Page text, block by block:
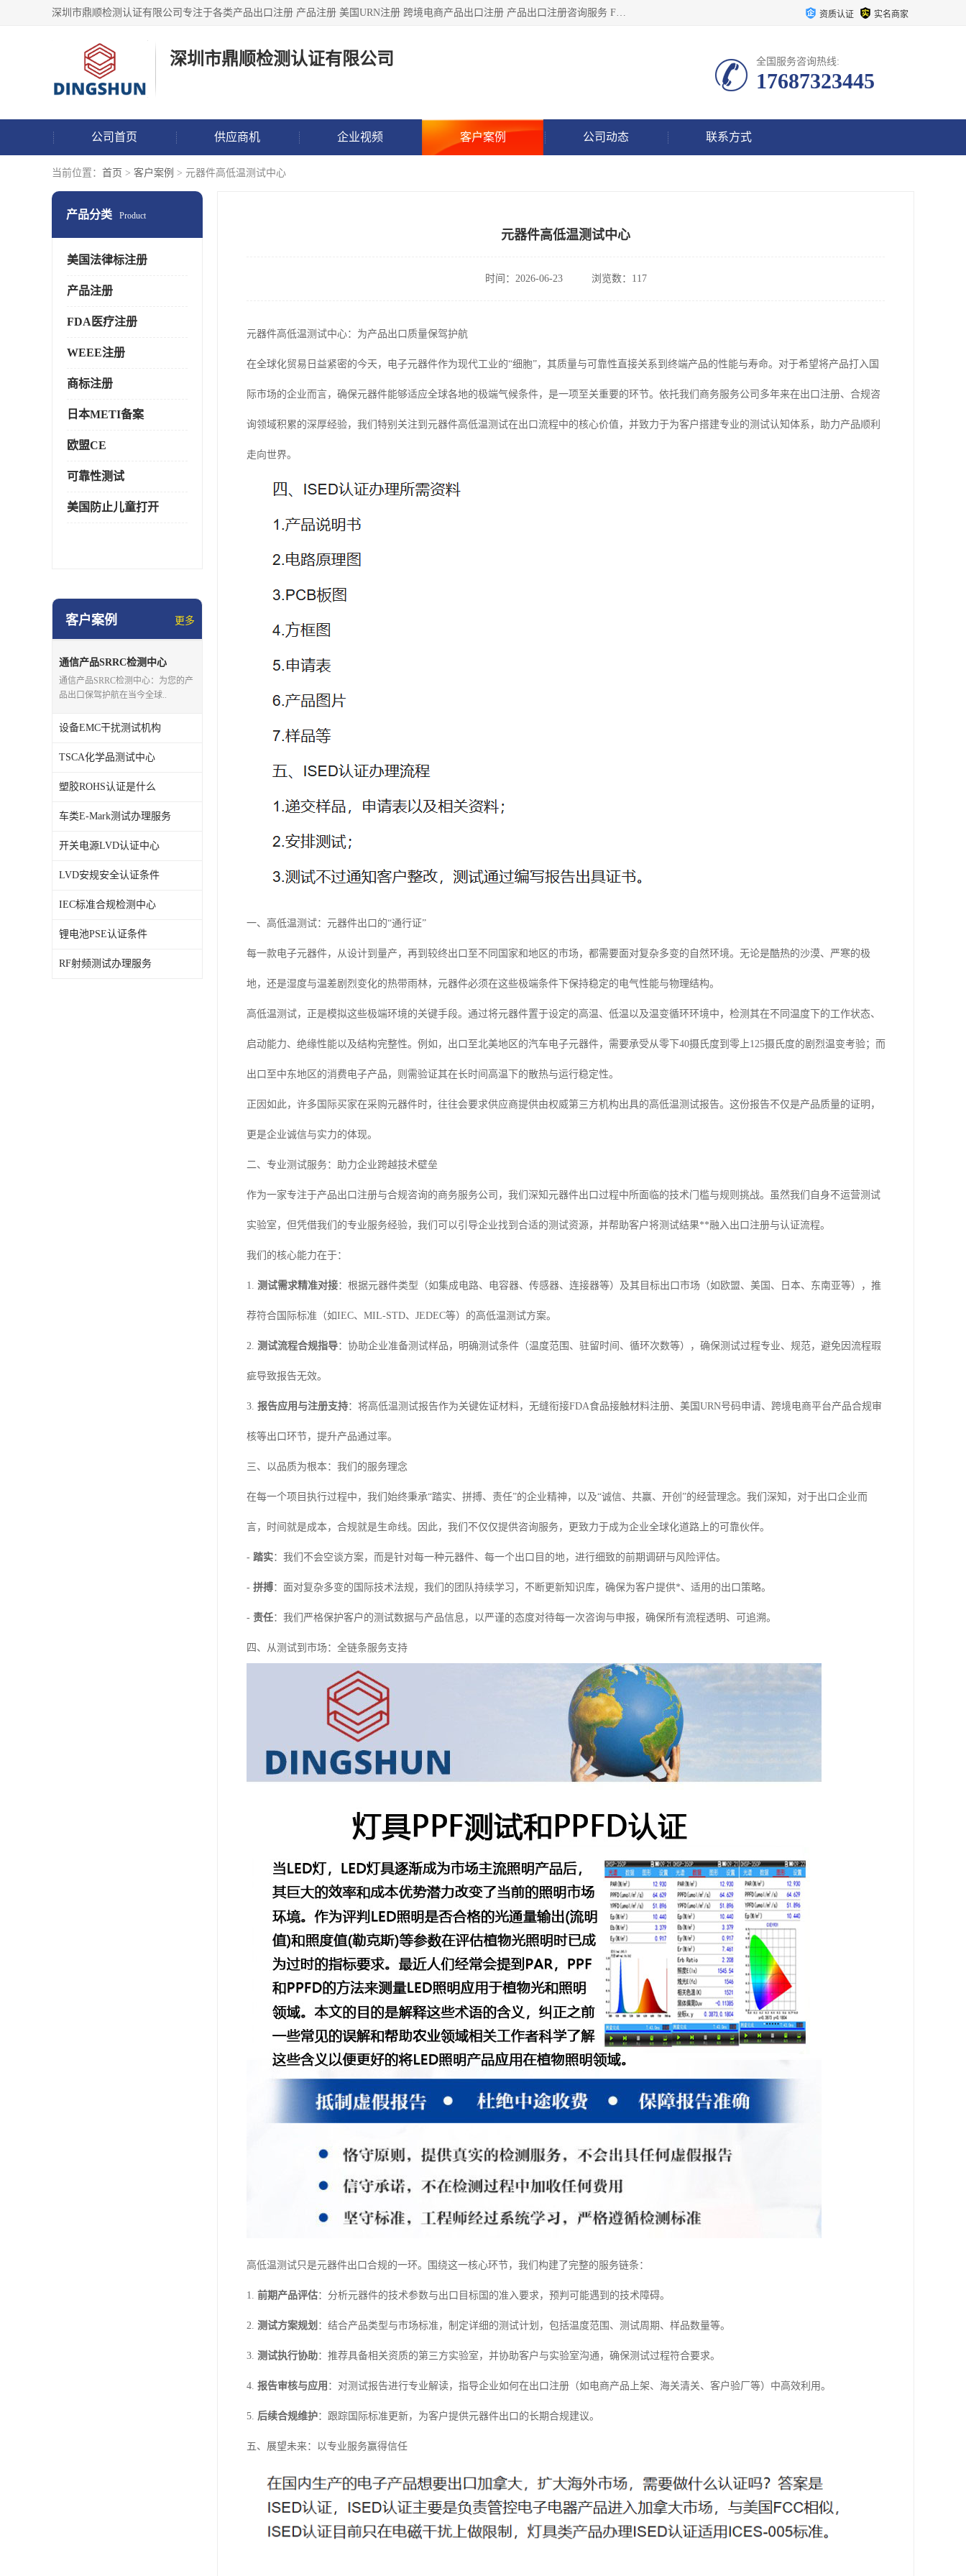
深圳市鼎顺检测认证有限公司专注于各类产品出口注册 产品注册 美国URN注册 跨境电商产品出口注册 产品出口注册咨询服务 FDA食品注册等我们是一家商务服务公司，为客户提供商标注册，本公司实力雄厚，能满足客户多种需求。 资质认证 实名商家
深圳市鼎顺检测认证有限公司 全国服务咨询热线:
17687323445
公司首页 供应商机 企业视频 客户案例 公司动态 联系方式
当前位置： 首页 > 客户案例 > 元器件高低温测试中心
产品分类 Product
美国法律标注册
产品注册
FDA医疗注册
WEEE注册
商标注册
日本METI备案
欧盟CE
可靠性测试
美国防止儿童打开
客户案例 更多
通信产品SRRC检测中心
通信产品SRRC检测中心：为您的产
品出口保驾护航在当今全球..
设备EMC干扰测试机构
TSCA化学品测试中心
塑胶ROHS认证是什么
车类E-Mark测试办理服务
开关电源LVD认证中心
LVD安规安全认证条件
IEC标准合规检测中心
锂电池PSE认证条件
RF射频测试办理服务
元器件高低温测试中心
时间：2026-06-23 浏览数：117
元器件高低温测试中心：为产品出口质量保驾护航
在全球化贸易日益紧密的今天，电子元器件作为现代工业的“细胞”，其质量与可靠性直接关系到终端产品的性能与寿命。对于希望将产品打入国
际市场的企业而言，确保元器件能够适应全球各地的极端气候条件，是一项至关重要的环节。依托我们商务服务公司多年来在出口注册、合规咨
询领域积累的深厚经验，我们特别关注到元器件高低温测试在出口流程中的核心价值，并致力于为客户搭建专业的测试认知体系，助力产品顺利
走向世界。
一、高低温测试：元器件出口的“通行证”
每一款电子元器件，从设计到量产，再到较终出口至不同国家和地区的市场，都需要面对复杂多变的自然环境。无论是酷热的沙漠、严寒的极
地，还是湿度与温差剧烈变化的热带雨林，元器件必须在这些极端条件下保持稳定的电气性能与物理结构。
高低温测试，正是模拟这些极端环境的关键手段。通过将元器件置于设定的高温、低温以及温变循环环境中，检测其在不同温度下的工作状态、
启动能力、绝缘性能以及结构完整性。例如，出口至北美地区的汽车电子元器件，需要承受从零下40摄氏度到零上125摄氏度的剧烈温变考验；而
出口至中东地区的消费电子产品，则需验证其在长时间高温下的散热与运行稳定性。
正因如此，许多国际买家在采购元器件时，往往会要求供应商提供由权威第三方机构出具的高低温测试报告。这份报告不仅是产品质量的证明，
更是企业诚信与实力的体现。
二、专业测试服务：助力企业跨越技术壁垒
作为一家专注于产品出口注册与合规咨询的商务服务公司，我们深知元器件出口过程中所面临的技术门槛与规则挑战。虽然我们自身不运营测试
实验室，但凭借我们的专业服务经验，我们可以引导企业找到合适的测试资源，并帮助客户将测试结果**融入出口注册与认证流程。
我们的核心能力在于：
1. 测试需求精准对接：根据元器件类型（如集成电路、电容器、传感器、连接器等）及其目标出口市场（如欧盟、美国、日本、东南亚等），推
荐符合国际标准（如IEC、MIL-STD、JEDEC等）的高低温测试方案。
2. 测试流程合规指导：协助企业准备测试样品，明确测试条件（温度范围、驻留时间、循环次数等），确保测试过程专业、规范，避免因流程瑕
疵导致报告无效。
3. 报告应用与注册支持：将高低温测试报告作为关键佐证材料，无缝衔接FDA食品接触材料注册、美国URN号码申请、跨境电商平台产品合规审
核等出口环节，提升产品通过率。
三、以品质为根本：我们的服务理念
在每一个项目执行过程中，我们始终秉承“踏实、拼搏、责任”的企业精神，以及“诚信、共赢、开创”的经营理念。我们深知，对于出口企业而
言，时间就是成本，合规就是生命线。因此，我们不仅仅提供咨询服务，更致力于成为企业全球化道路上的可靠伙伴。
- 踏实：我们不会空谈方案，而是针对每一种元器件、每一个出口目的地，进行细致的前期调研与风险评估。
- 拼搏：面对复杂多变的国际技术法规，我们的团队持续学习，不断更新知识库，确保为客户提供*、适用的出口策略。
- 责任：我们严格保护客户的测试数据与产品信息，以严谨的态度对待每一次咨询与申报，确保所有流程透明、可追溯。
四、从测试到市场：全链条服务支持
高低温测试只是元器件出口合规的一环。围绕这一核心环节，我们构建了完整的服务链条：
1. 前期产品评估：分析元器件的技术参数与出口目标国的准入要求，预判可能遇到的技术障碍。
2. 测试方案规划 ：结合产品类型与市场标准，制定详细的测试计划，包括温度范围、测试周期、样品数量等。
3. 测试执行协助：推荐具备相关资质的第三方实验室，并协助客户与实验室沟通，确保测试过程符合要求。
4. 报告审核与应用 ：对测试报告进行专业解读，指导企业如何在出口注册（如电商产品上架、海关清关、客户验厂等）中高效利用。
5. 后续合规维护：跟踪国际标准更新，为客户提供元器件出口的长期合规建议。
五、展望未来：以专业服务赢得信任